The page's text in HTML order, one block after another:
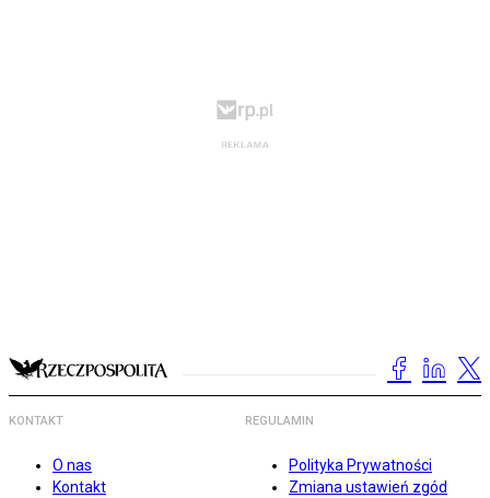
KONTAKT
O nas
Kontakt
REGULAMIN
Polityka Prywatności
Zmiana ustawień zgód